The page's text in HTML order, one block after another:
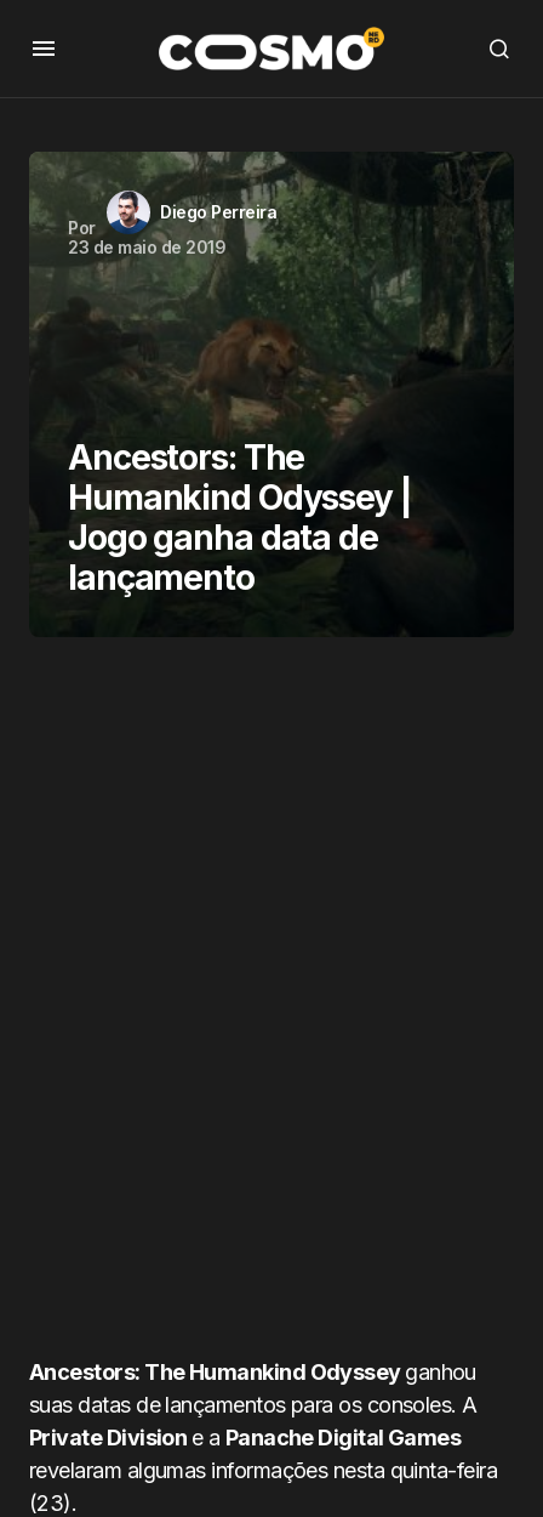
Por
Diego Perreira
23 de maio de 2019
Ancestors: The
Humankind Odyssey |
Jogo ganha data de
lançamento
Ancestors: The Humankind Odysseyganhou
suas datas de lançamentos para os consoles. A
Private Division e a Panache Digital Games
revelaram algumas informações nesta quinta-feira
(23).